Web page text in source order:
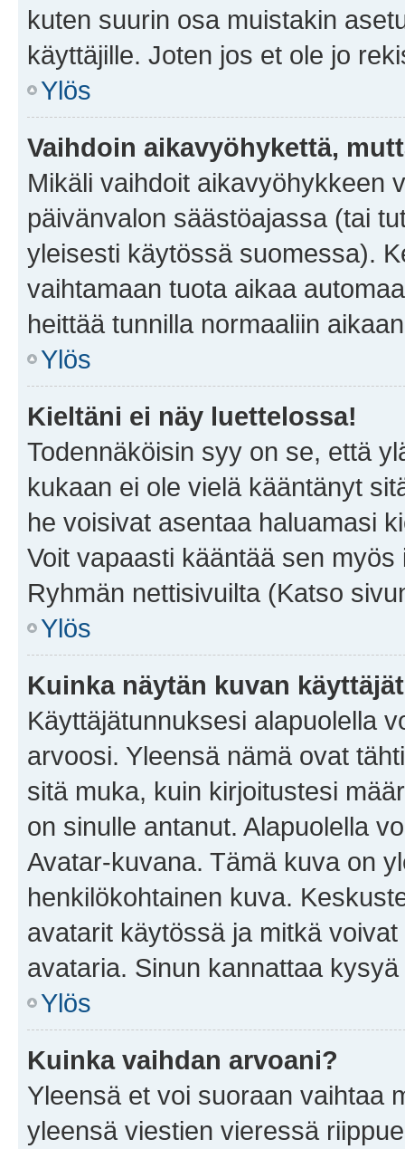
kuten suurin osa muistakin
käyttäjille. Joten jos et ole jo
Ylös
Vaihdoin aikavyöhykettä,
Mikäli vaihdoit aikavyöhykkeen
päivänvalon säästöajassa (tai
yleisesti käytössä suomessa).
vaihtamaan tuota aikaa
heittää tunnilla normaaliin
Ylös
Kieltäni ei näy luettelossa!
Todennäköisin syy on se, että
kukaan ei ole vielä kääntänyt
he voisivat asentaa haluamasi
Voit vapaasti kääntää sen
Ryhmän nettisivuilta (Katso
Ylös
Kuinka näytän kuvan
Käyttäjätunnuksesi alapuolella
arvoosi. Yleensä nämä ovat
sitä muka, kuin kirjoitustesi
on sinulle antanut. Alapuolella
Avatar-kuvana. Tämä kuva on
henkilökohtainen kuva.
avatarit käytössä ja mitkä
avataria. Sinun kannattaa
Ylös
Kuinka vaihdan arvoani?
Yleensä et voi suoraan vaihtaa
yleensä viestien vieressä